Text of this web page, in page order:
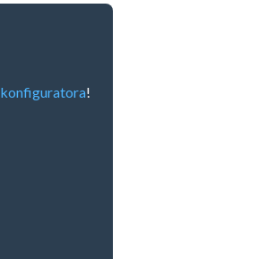
konfiguratora!